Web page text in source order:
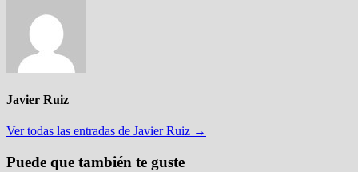
Javier Ruiz
Ver todas las entradas de Javier Ruiz →
Puede que también te guste